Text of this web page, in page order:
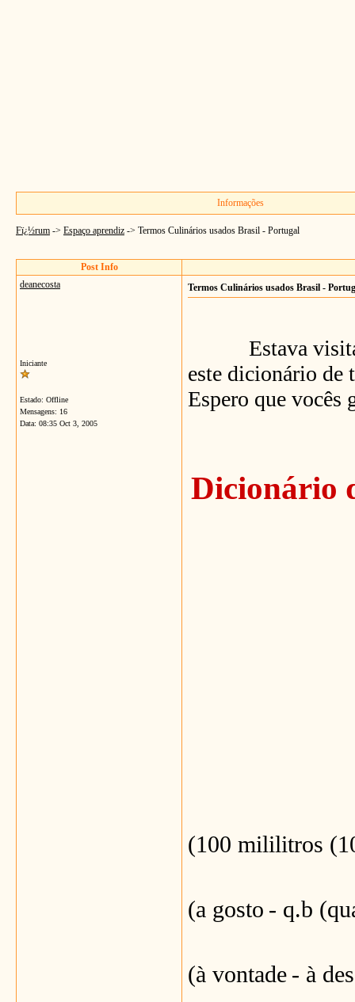
Informações
Fï¿½rum -> Espaço aprendiz -> Termos Culinários usados Brasil - Portugal
Post Info
deanecosta
Iniciante
Estado: Offline
Mensagens: 16
Data: 08:35 Oct 3, 2005
Termos Culinários usados Brasil -
Estava
este dicionário de
Espero que vocês
Dicionário
(100 mililitros
(a gosto - q.b
(à vontade - à